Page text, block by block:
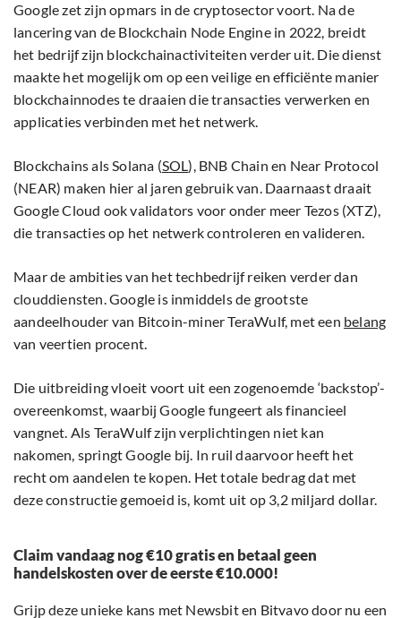
Google zet zijn opmars in de cryptosector voort. Na de
lancering van de Blockchain Node Engine in 2022, breidt
het bedrijf zijn blockchainactiviteiten verder uit. Die dienst
maakte het mogelijk om op een veilige en efficiënte manier
blockchainnodes te draaien die transacties verwerken en
applicaties verbinden met het netwerk.
Blockchains als Solana (SOL), BNB Chain en Near Protocol
(NEAR) maken hier al jaren gebruik van. Daarnaast draait
Google Cloud ook validators voor onder meer Tezos (XTZ),
die transacties op het netwerk controleren en valideren.
Maar de ambities van het techbedrijf reiken verder dan
clouddiensten. Google is inmiddels de grootste
aandeelhouder van Bitcoin-miner TeraWulf, met een belang
van veertien procent.
Die uitbreiding vloeit voort uit een zogenoemde ‘backstop’-
overeenkomst, waarbij Google fungeert als financieel
vangnet. Als TeraWulf zijn verplichtingen niet kan
nakomen, springt Google bij. In ruil daarvoor heeft het
recht om aandelen te kopen. Het totale bedrag dat met
deze constructie gemoeid is, komt uit op 3,2 miljard dollar.
Claim vandaag nog €10 gratis en betaal geen
handelskosten over de eerste €10.000!
Grijp deze unieke kans met Newsbit en Bitvavo door nu een